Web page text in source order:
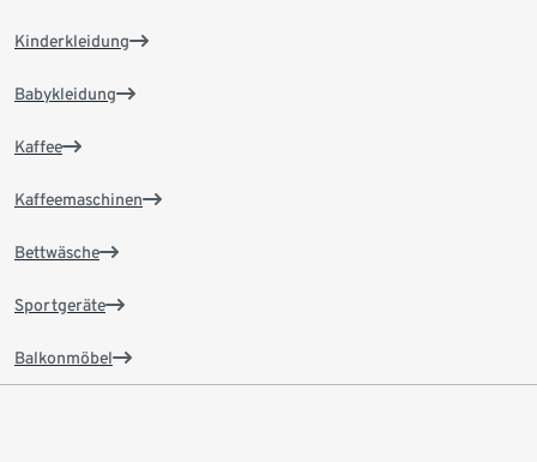
Kinderkleidung
Babykleidung
Kaffee
Kaffeemaschinen
Bettwäsche
Sportgeräte
Balkonmöbel